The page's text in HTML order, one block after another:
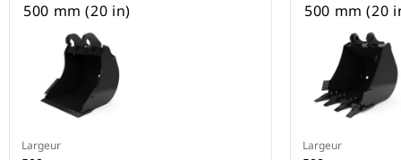
500 mm (20 in)
Largeur
500 mm (20
Largeur